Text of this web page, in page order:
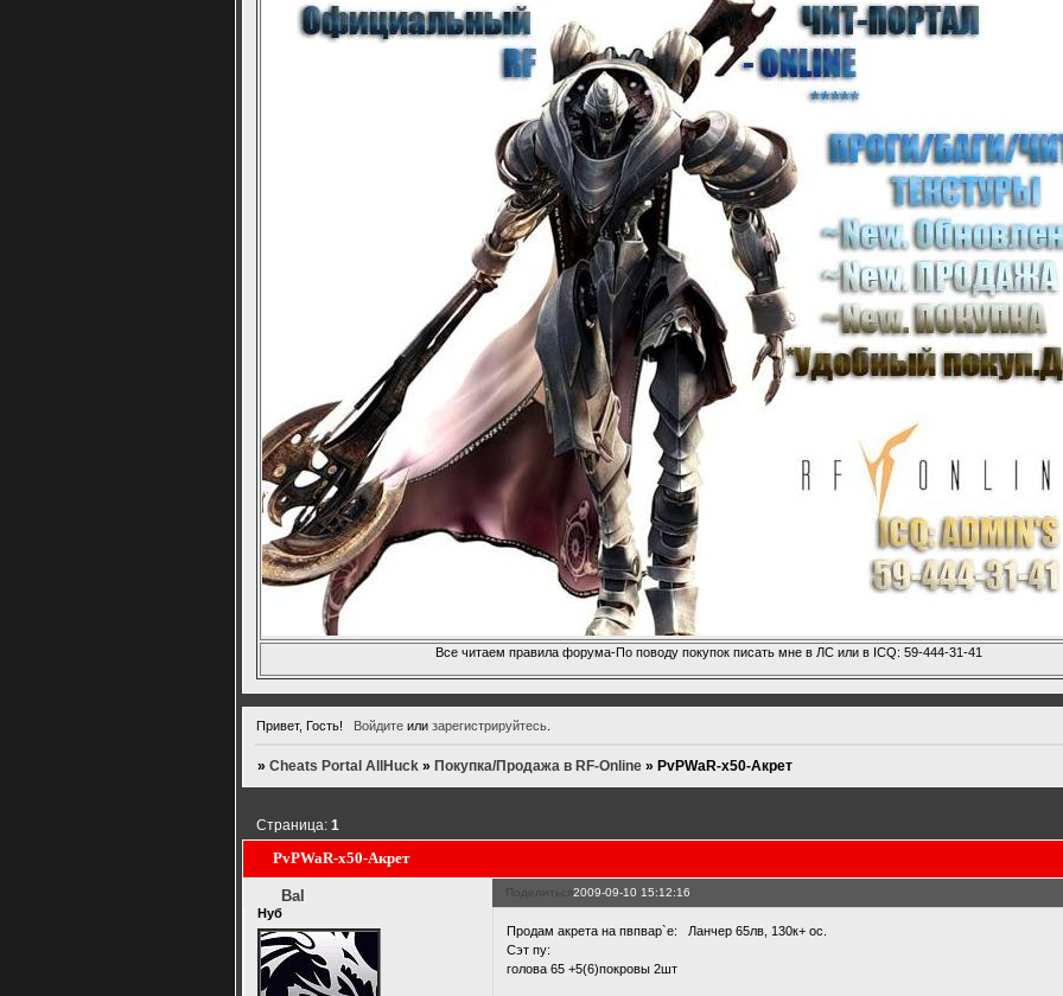
Все читаем правила форума-По поводу покупок писать мне в ЛС или в ICQ: 59-444-31-41
Привет, Гость! Войдитеили зарегистрируйтесь.
»Cheats Portal AllHuck » Покупка/Продажа в RF-Online » PvPWaR-х50-Акрет
PvPWaR-х50-Акрет
Страница:1
Поделиться2009-09-10 15:12:16
Bal
Нуб
Продам акрета на пвпвар`е: Ланчер 65лв, 130к+ ос.
Сэт пу:
голова 65 +5(6)покровы 2шт